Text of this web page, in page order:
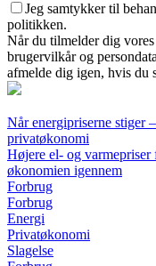
Jeg samtykker til
politikken.
Når du tilmelder dig
brugervilkår og
afmelde dig igen, hvis du
Når energipriserne stiger
privatøkonomi
Højere el- og varmepriser
økonomien igennem
Forbrug
Forbrug
Energi
Privatøkonomi
Slagelse